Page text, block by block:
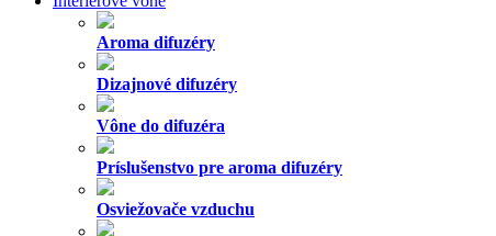
Aroma difuzéry
Dizajnové difuzéry
Vône do difuzéra
Príslušenstvo pre aroma difuzéry
Osviežovače vzduchu